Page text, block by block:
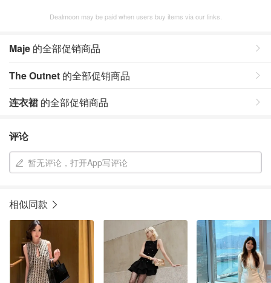
Dealmoon may be paid when users buy items via our links.
Maje 的全部促销商品
The Outnet 的全部促销商品
连衣裙 的全部促销商品
评论
暂无评论，打开App写评论
相似同款